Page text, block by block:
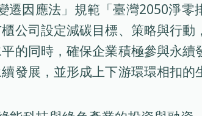
因應法」規範「臺灣2050淨零
公司設定減碳目標、策略與行動
的同時，確保企業積極參與永續
發展，並形成上下游環環相扣的